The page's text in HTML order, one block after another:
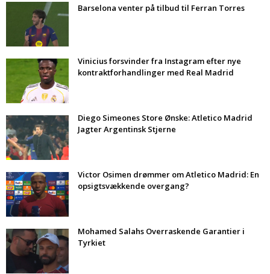
Barselona venter på tilbud til Ferran Torres
Vinicius forsvinder fra Instagram efter nye
kontraktforhandlinger med Real Madrid
Diego Simeones Store Ønske: Atletico Madrid
Jagter Argentinsk Stjerne
Victor Osimen drømmer om Atletico Madrid: En
opsigtsvækkende overgang?
Mohamed Salahs Overraskende Garantier i
Tyrkiet